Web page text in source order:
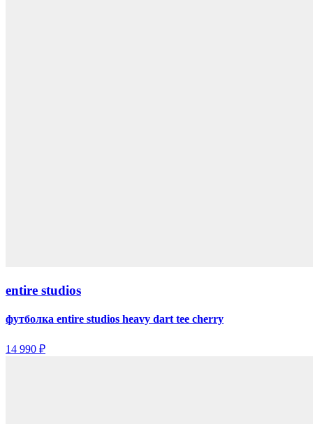
entire studios
футболка entire studios heavy dart tee cherry
14 990 ₽